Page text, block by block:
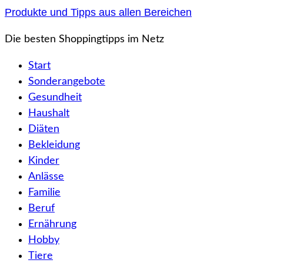
Zum
springen
Produkte und Tipps aus allen Bereichen
Die besten Shoppingtipps im Netz
Start
Sonderangebote
Gesundheit
Haushalt
Diäten
Bekleidung
Kinder
Anlässe
Familie
Beruf
Ernährung
Hobby
Tiere